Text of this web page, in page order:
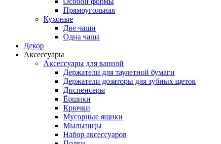
Прямоугольная
Кухоные
Две чаши
Одна чаша
Декор
Аксессуары
Аксессуары для ванной
Держатели для таулетной бумаги
Держатели дозаторы для зубных щеток
Диспенсеры
Ёршики
Крючки
Мусорные ящики
Мыльницы
Набор аксессуаров